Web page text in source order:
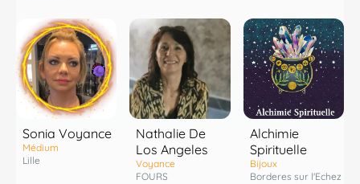
Sonia Voyance
Médium
Lille
Nathalie De
Los Angeles
Voyance
FOURS
Alchimie
Spirituelle
Bijoux
Borderes sur l'Echez